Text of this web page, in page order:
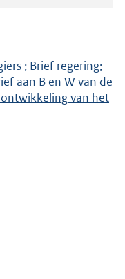
; Brief regering;
aan B en W van de
van het